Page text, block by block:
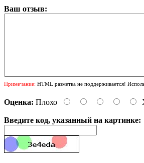
Ваш отзыв:
Примечание: HTML разметка не поддерживается!
Оценка: Плохо
Введите код, указанный на картинке: